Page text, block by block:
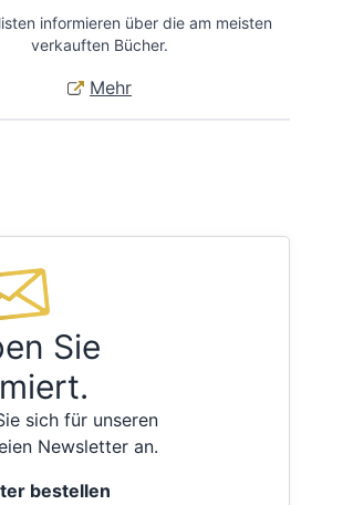
informieren über die am meisten
verkauften Bücher.
Mehr
Sie
sich für unseren
Newsletter an.